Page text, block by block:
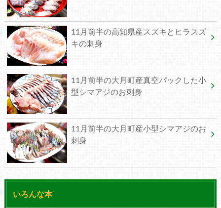
11月前半の高知県産スズキとヒラスズ
キの刺身
11月前半の大月町産真空パックした小
型シマアジのお刺身
11月前半の大月町産小型シマアジのお
刺身
いろんな本